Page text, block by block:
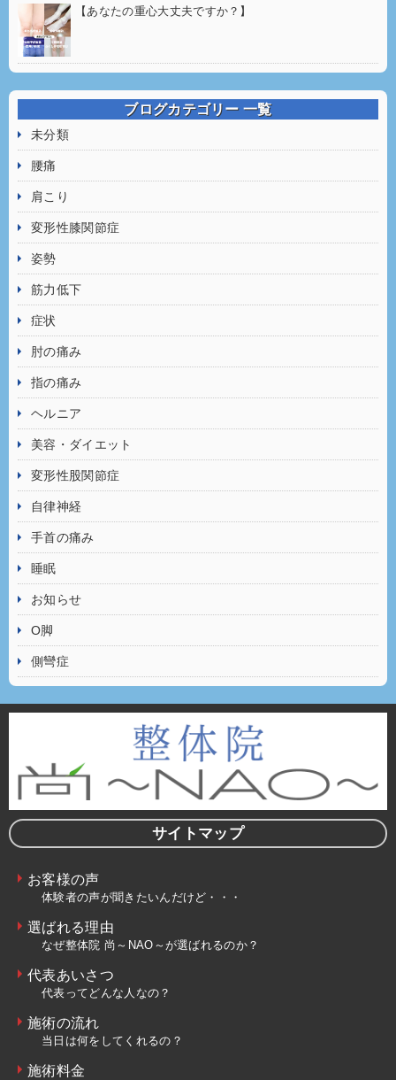
【あなたの重心大丈夫ですか？】
ブログカテゴリー 一覧
未分類
腰痛
肩こり
変形性膝関節症
姿勢
筋力低下
症状
肘の痛み
指の痛み
ヘルニア
美容・ダイエット
変形性股関節症
自律神経
手首の痛み
睡眠
お知らせ
O脚
側彎症
サイトマップ
お客様の声
体験者の声が聞きたいんだけど・・・
選ばれる理由
なぜ整体院 尚～NAO～が選ばれるのか？
代表あいさつ
代表ってどんな人なの？
施術の流れ
当日は何をしてくれるの？
施術料金